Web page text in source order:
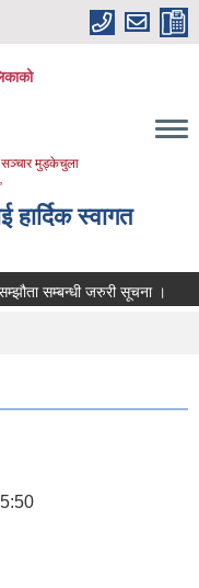
सञ्चार मुड्केचुला
हार्दिक स्वागत
जरुरी सूचना ।